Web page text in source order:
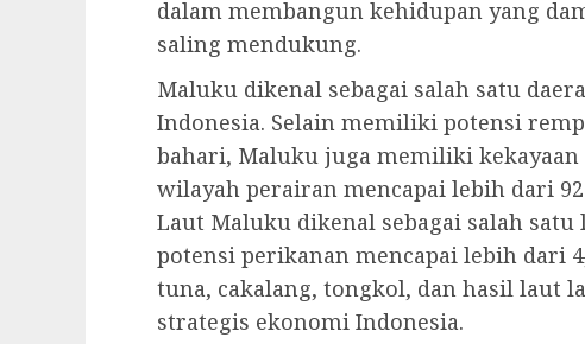
dalam membangun kehidupan yang
saling mendukung.
Maluku dikenal sebagai salah satu
Indonesia. Selain memiliki potensi
bahari, Maluku juga memiliki kekayaan
wilayah perairan mencapai lebih dari
Laut Maluku dikenal sebagai salah
potensi perikanan mencapai lebih dari
tuna, cakalang, tongkol, dan hasil laut
strategis ekonomi Indonesia.